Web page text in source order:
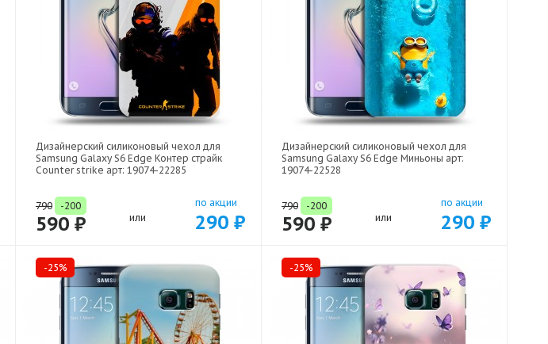
Дизайнерский силиконовый чехол для
Samsung Galaxy S6 Edge Контер страйк
Counter strike арт: 19074-22285
790 -200
590 ₽ или
по акции
290 ₽
Дизайнерский силиконовый чехол для
Samsung Galaxy S6 Edge Миньоны арт:
19074-22528
790 -200
590 ₽ или
по акции
290 ₽
-25% -25%